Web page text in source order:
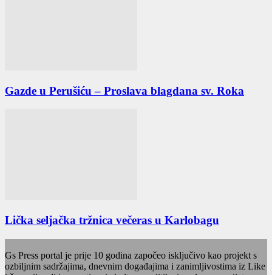
Gazde u Perušiću – Proslava blagdana sv. Roka
Lička seljačka tržnica večeras u Karlobagu
Gs Press portal je prije 10 godina započeo isključivo kao projekt s
ozbiljnim sadržajima, dnevnim događajima i zanimljivostima iz Like